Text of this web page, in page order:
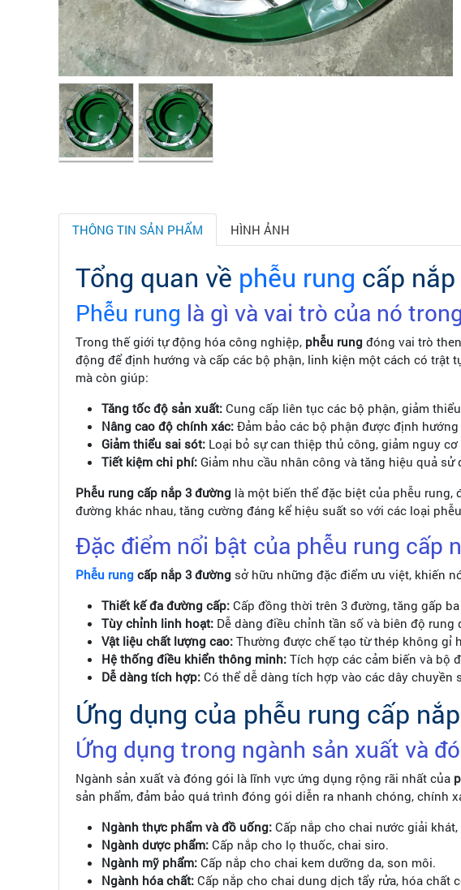
THÔNG TIN SẢN PHẨM HÌNH ẢNH
Tổng quan về phễu rung cấp
Phễu rung là gì và vai trò của nó
Trong thế giới tự động hóa công nghiệp, phễu rung đóng vai trò
động để định hướng và cấp các bộ phận, linh kiện một cách có trật
mà còn giúp:
Tăng tốc độ sản xuất: Cung cấp liên tục các bộ phận, giảm
Nâng cao độ chính xác: Đảm bảo các bộ phận được định
Giảm thiểu sai sót: Loại bỏ sự can thiệp thủ công, giảm nguy cơ
Tiết kiệm chi phí: Giảm nhu cầu nhân công và tăng hiệu quả sử
Phễu rung cấp nắp 3 đường là một biến thể đặc biệt của phễu
đường khác nhau, tăng cường đáng kể hiệu suất so với các loại
Đặc điểm nổi bật của phễu rung cấp
Phễu rung cấp nắp 3 đường sở hữu những đặc điểm ưu việt, khiến
Thiết kế đa đường cấp: Cấp đồng thời trên 3 đường, tăng gấp
Tùy chỉnh linh hoạt: Dễ dàng điều chỉnh tần số và biên độ
Vật liệu chất lượng cao: Thường được chế tạo từ thép không gỉ
Hệ thống điều khiển thông minh: Tích hợp các cảm biến và bộ
Dễ dàng tích hợp: Có thể dễ dàng tích hợp vào các dây chuyền
Ứng dụng của phễu rung cấp
Ứng dụng trong ngành sản xuất và
Ngành sản xuất và đóng gói là lĩnh vực ứng dụng rộng rãi nhất của
sản phẩm, đảm bảo quá trình đóng gói diễn ra nhanh chóng, chính
Ngành thực phẩm và đồ uống: Cấp nắp cho chai nước giải
Ngành dược phẩm: Cấp nắp cho lọ thuốc, chai siro.
Ngành mỹ phẩm: Cấp nắp cho chai kem dưỡng da, son môi.
Ngành hóa chất: Cấp nắp cho chai dung dịch tẩy rửa, hóa chất